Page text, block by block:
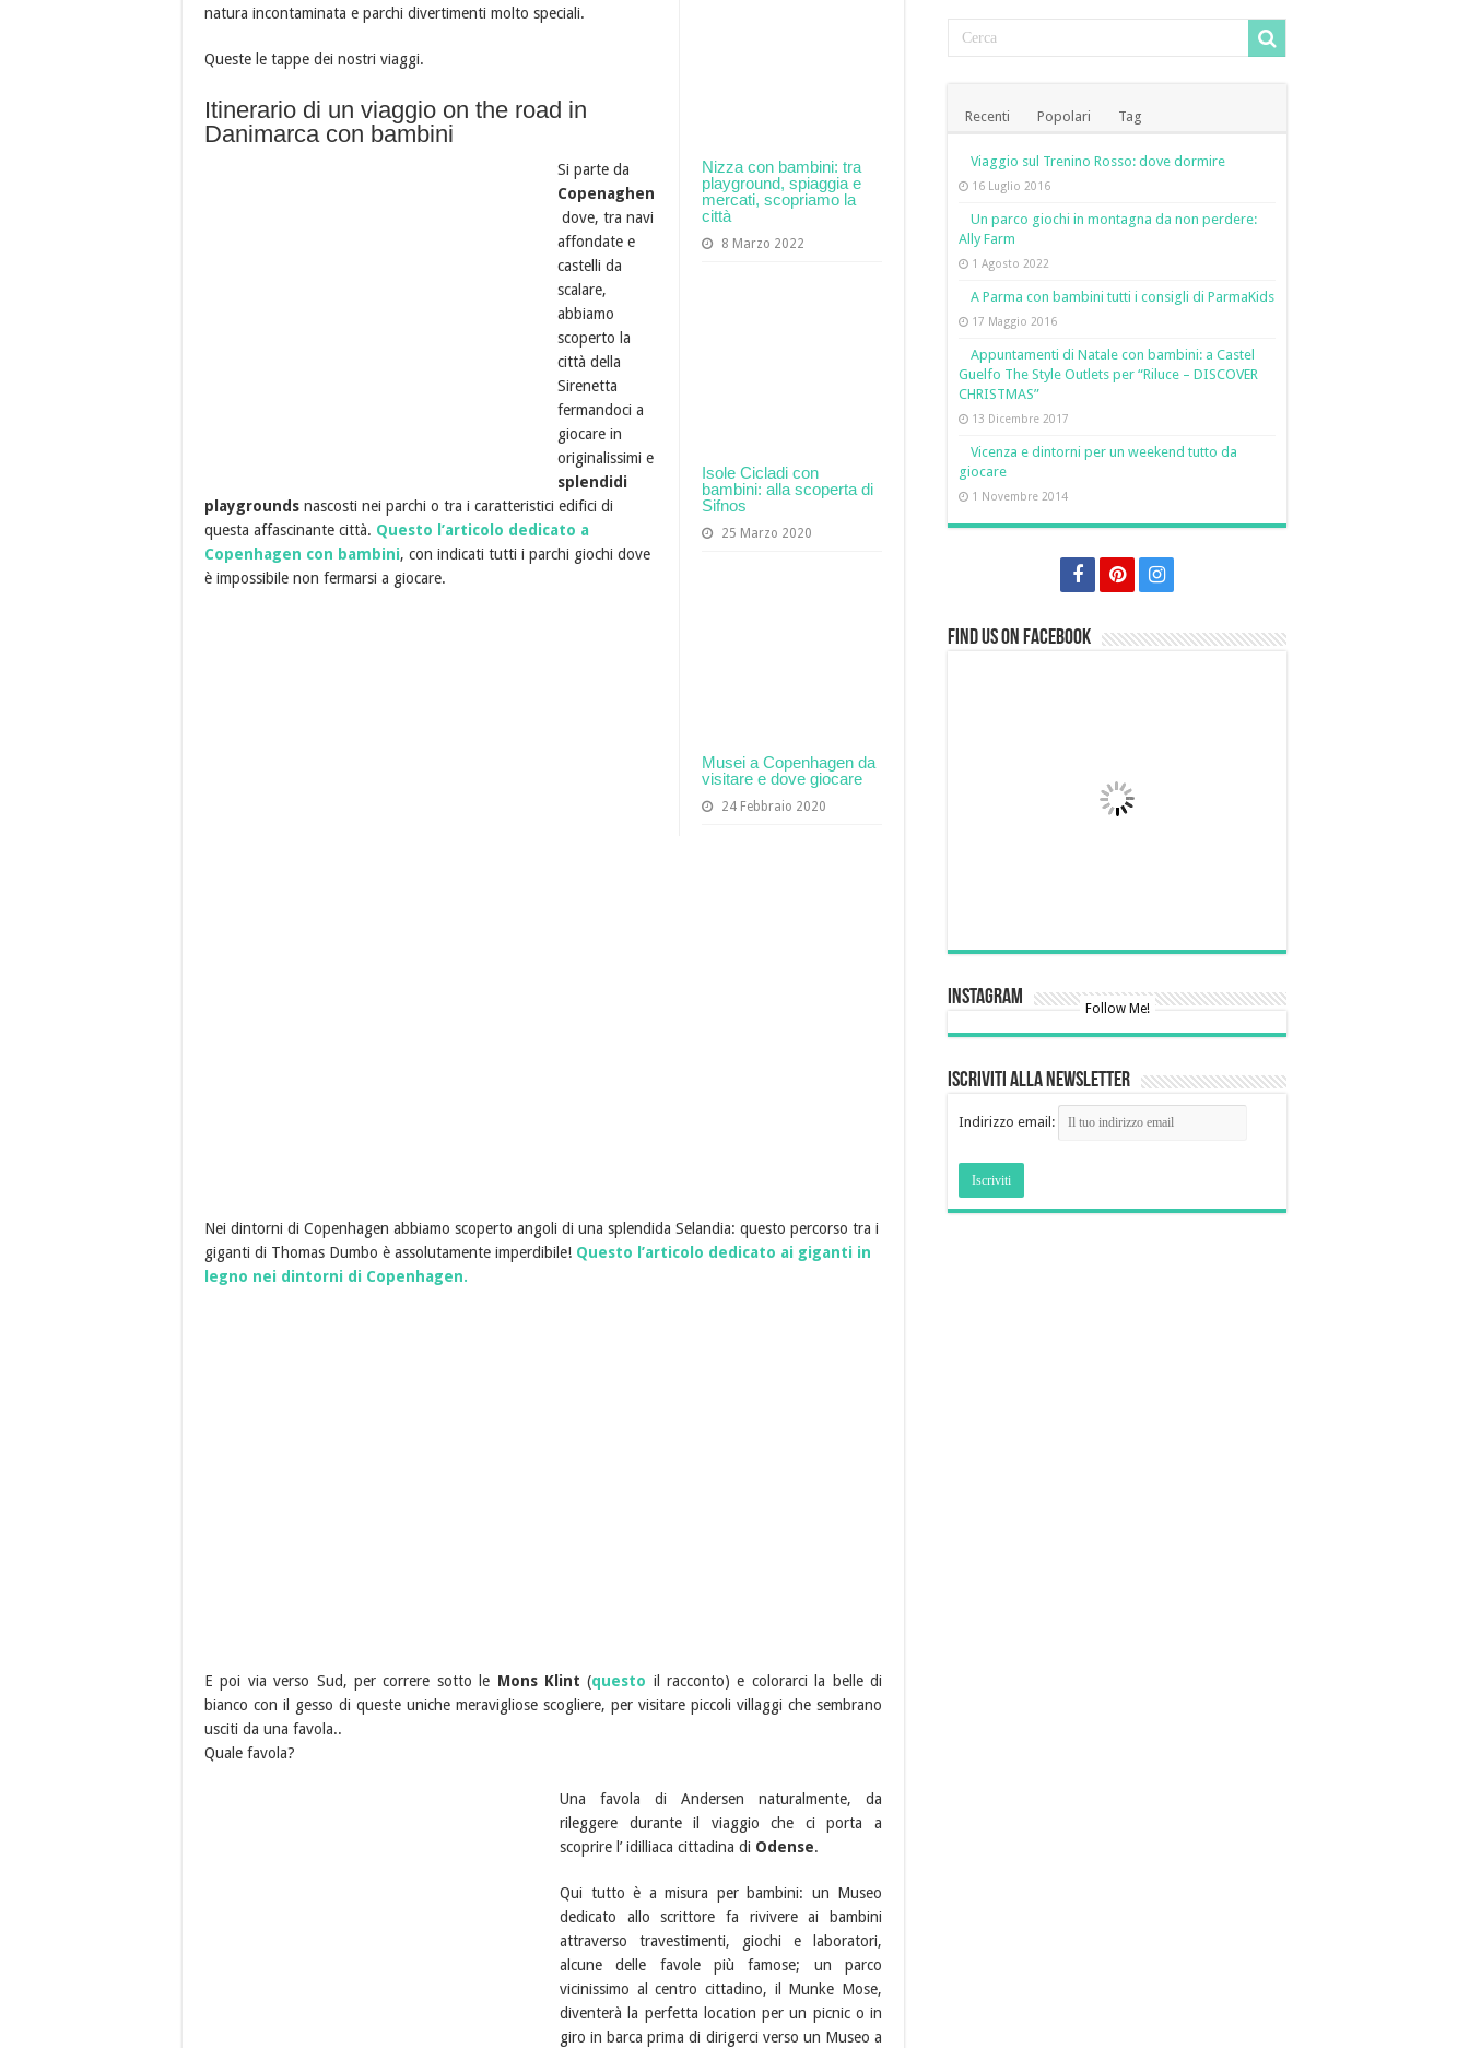
Nizza con bambini: tra
playground, spiaggia e
mercati, scopriamo la
città
8 Marzo 2022
Isole Cicladi con
bambini: alla scoperta di
Sifnos
25 Marzo 2020
Musei a Copenhagen da
visitare e dove giocare
24 Febbraio 2020
natura incontaminata e parchi divertimenti molto speciali.
Queste le tappe dei nostri viaggi.
Itinerario di un viaggio on the road in
Danimarca con bambini
Si parte da
Copenaghen
dove, tra navi
affondate e
castelli da
scalare,
abbiamo
scoperto la
città della
Sirenetta
fermandoci a
giocare in
originalissimi e
splendidi
playgrounds nascosti nei parchi o tra i caratteristici edifici di
questa affascinante città. Questo l’articolo dedicato a
Copenhagen con bambini, con indicati tutti i parchi giochi dove
è impossibile non fermarsi a giocare.
Nei dintorni di Copenhagen abbiamo scoperto angoli di una splendida Selandia: questo percorso tra i
giganti di Thomas Dumbo è assolutamente imperdibile! Questo l’articolo dedicato ai giganti in
legno nei dintorni di Copenhagen.
E poi via verso Sud, per correre sotto le Mons Klint (questo il racconto) e colorarci la belle di
bianco con il gesso di queste uniche meravigliose scogliere, per visitare piccoli villaggi che sembrano
usciti da una favola..
Quale favola?
Una favola di Andersen naturalmente, da
rileggere durante il viaggio che ci porta a
scoprire l’ idilliaca cittadina di Odense.
Qui tutto è a misura per bambini: un Museo
dedicato allo scrittore fa rivivere ai bambini
attraverso travestimenti, giochi e laboratori,
alcune delle favole più famose; un parco
vicinissimo al centro cittadino, il Munke Mose,
diventerà la perfetta location per un picnic o in
giro in barca prima di dirigerci verso un Museo a
Recenti Popolari Tag
Viaggio sul Trenino Rosso: dove dormire
16 Luglio 2016
Un parco giochi in montagna da non perdere:
Ally Farm
1 Agosto 2022
A Parma con bambini tutti i consigli di ParmaKids
17 Maggio 2016
Appuntamenti di Natale con bambini: a Castel
Guelfo The Style Outlets per “Riluce – DISCOVER
CHRISTMAS”
13 Dicembre 2017
Vicenza e dintorni per un weekend tutto da
giocare
1 Novembre 2014
Find us on Facebook
Instagram Follow Me!
Iscriviti alla newsletter
Indirizzo email: